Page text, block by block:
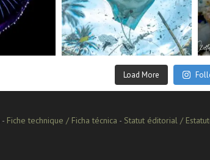
Sep 2
Load More
- Fiche technique / Ficha técnica - Statut éditorial /